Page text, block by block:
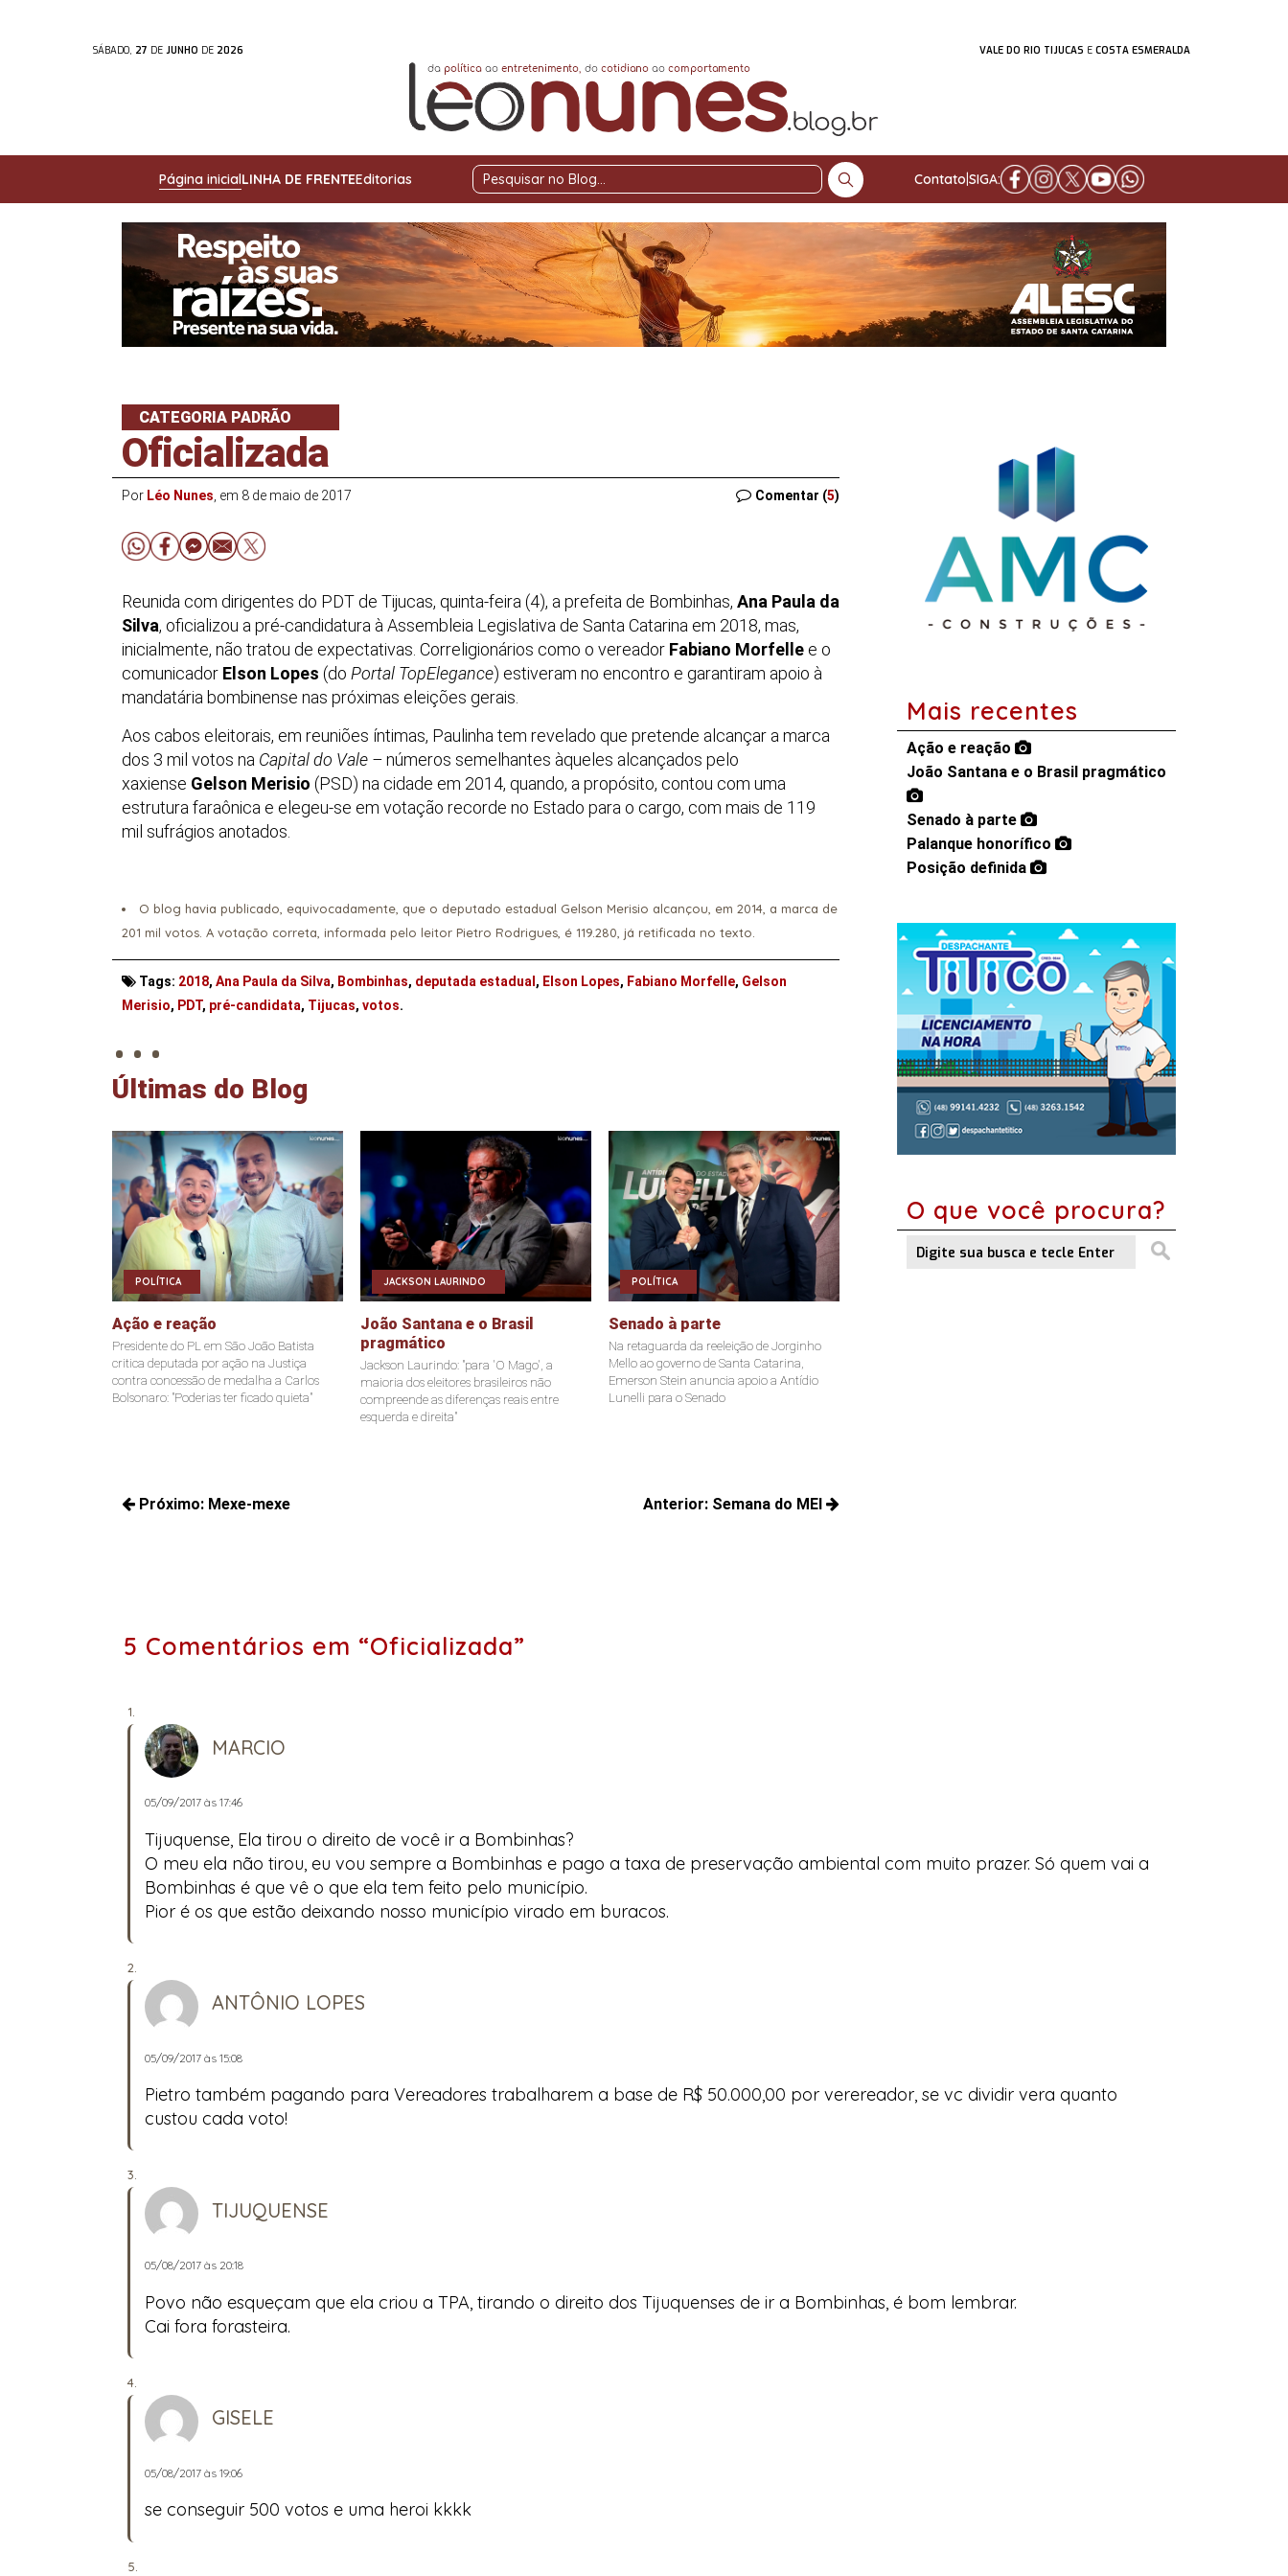
SÁBADO, 27 DE JUNHO DE 2026 VALE DO RIO TIJUCAS E COSTA ESMERALDA
Página inicialLINHA DE FRENTEEditorias
Pesquisar
Contato SIGA:
CATEGORIA PADRÃO
Oficializada
Por Léo Nunes , em 8 de maio de 2017 Comentar (5)
Reunida com dirigentes do PDT de Tijucas, quinta-feira (4), a prefeita de Bombinhas, Ana Paula da
Silva, oficializou a pré-candidatura à Assembleia Legislativa de Santa Catarina em 2018, mas,
inicialmente, não tratou de expectativas. Correligionários como o vereador Fabiano Morfelle e o
comunicador Elson Lopes (do Portal TopElegance) estiveram no encontro e garantiram apoio à
mandatária bombinense nas próximas eleições gerais.
Aos cabos eleitorais, em reuniões íntimas, Paulinha tem revelado que pretende alcançar a marca
dos 3 mil votos na Capital do Vale –números semelhantes àqueles alcançados pelo
xaxiense Gelson Merisio (PSD) na cidade em 2014, quando, a propósito, contou com uma
estrutura faraônica e elegeu-se em votação recorde no Estado para o cargo, com mais de 119
mil sufrágios anotados.
O blog havia publicado, equivocadamente, que o deputado estadual Gelson Merisio alcançou, em 2014, a marca de
201 mil votos. A votação correta, informada pelo leitor Pietro Rodrigues, é 119.280, já retificada no texto.
Tags: 2018, Ana Paula da Silva, Bombinhas, deputada estadual , Elson Lopes, Fabiano Morfelle, Gelson
Merisio, PDT, pré-candidata, Tijucas, votos.
. . .
Últimas do Blog
POLÍTICA
Ação e reação
Presidente do PL em São João Batista
critica deputada por ação na Justiça
contra concessão de medalha a Carlos
Bolsonaro: "Poderias ter ficado quieta"
JACKSON LAURINDO
João Santana e o Brasil
pragmático
Jackson Laurindo: "para 'O Mago', a
maioria dos eleitores brasileiros não
compreende as diferenças reais entre
esquerda e direita"
POLÍTICA
Senado à parte
Na retaguarda da reeleição de Jorginho
Mello ao governo de Santa Catarina,
Emerson Stein anuncia apoio a Antídio
Lunelli para o Senado
Navegação
Anterior: Semana do MEI
Próximo: Mexe-mexe
Mais recentes
Ação e reação
João Santana e o Brasil pragmático
Senado à parte
Palanque honorífico
Posição definida
O que você procura?
5 Comentários em “Oficializada”
MARCIO
05/09/2017 às 17:46
Tijuquense, Ela tirou o direito de você ir a Bombinhas?
O meu ela não tirou, eu vou sempre a Bombinhas e pago a taxa de preservação ambiental com muito prazer. Só quem vai a
Bombinhas é que vê o que ela tem feito pelo município.
Pior é os que estão deixando nosso município virado em buracos.
ANTÔNIO LOPES
05/09/2017 às 15:08
Pietro também pagando para Vereadores trabalharem a base de R$ 50.000,00 por verereador, se vc dividir vera quanto
custou cada voto!
TIJUQUENSE
05/08/2017 às 20:18
Povo não esqueçam que ela criou a TPA, tirando o direito dos Tijuquenses de ir a Bombinhas, é bom lembrar.
Cai fora forasteira.
GISELE
05/08/2017 às 19:06
se conseguir 500 votos e uma heroi kkkk